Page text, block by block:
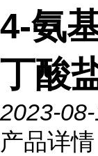
4-氨
丁酸
2023-08-
产品详情